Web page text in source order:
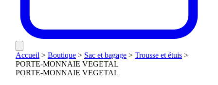
Accueil > Boutique > Sac et bagage > Trousse et étuis >
PORTE-MONNAIE VEGETAL
PORTE-MONNAIE VEGETAL